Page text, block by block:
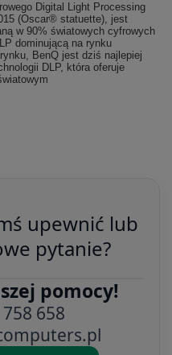
Digital Light Processing
(Oscar® statuette), jest
w 90% światowych cyfrowych
dominującą na rynku
BenQ jest dziś najlepiej
DLP, która oferuje
upewnić lub
pytanie?
pomocy!
658